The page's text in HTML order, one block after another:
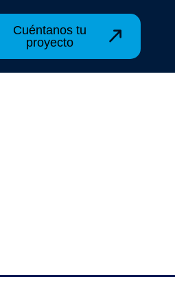
Cuéntanos tu
proyecto